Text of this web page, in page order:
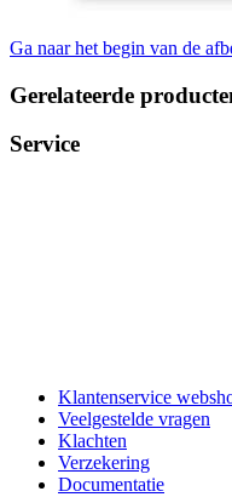
Ga naar het begin van de
Gerelateerde
Service
Klantenservice
Veelgestelde vragen
Klachten
Verzekering
Documentatie